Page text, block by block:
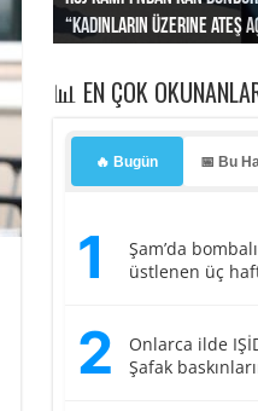
“Kadınların üzerine ateş
Irak’a misilleme tehdidi!
yaptı… İsrail’in “timsah”
kayıtlar başladı
basıldı, kabus yaşatıldı!
📊 EN ÇOK
🔥 Bugün 📅 Bu
1
Şam’da
üstlenen üç
2
Onlarca ilde
Şafak